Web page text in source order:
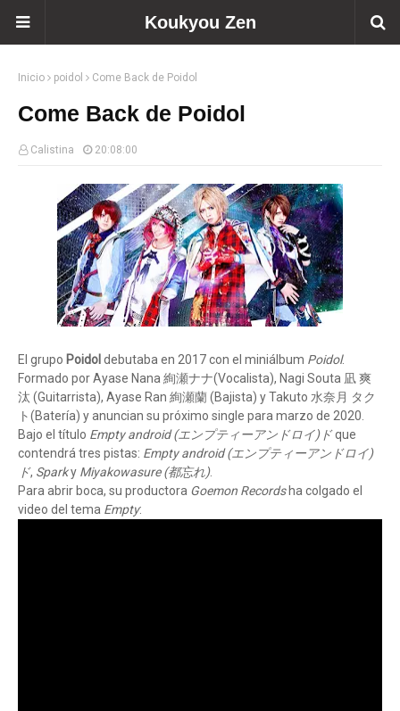
Koukyou Zen
Inicio poidol Come Back de Poidol
Come Back de Poidol
Calistina 20:08:00
El grupo Poidol debutaba en 2017 con el miniálbum Poidol.
Formado por Ayase Nana 絢瀬ナナ(Vocalista), Nagi Souta 凪 爽
汰 (Guitarrista), Ayase Ran 絢瀬蘭 (Bajista) y Takuto 水奈月 タク
ト(Batería) y anuncian su próximo single para marzo de 2020.
Bajo el título Empty android (エンプティーアンドロイ)ドque
contendrá tres pistas: Empty android (エンプティーアンドロイ)
ド, Sparky Miyakowasure (都忘れ).
Para abrir boca, su productora Goemon Recordsha colgado el
video del tema Empty: